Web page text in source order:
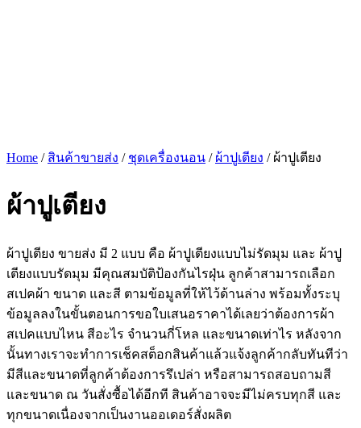
Home / สินค้าขายส่ง / ชุดเครื่องนอน / ผ้าปูเตียง / ผ้าปูเตียง
ผ้าปูเตียง
ผ้าปูเตียง ขายส่ง มี 2 แบบ คือ ผ้าปูเตียงแบบไม่รัดมุม และ ผ้าปู
เตียงแบบรัดมุม มีคุณสมบัติป้องกันไรฝุ่น ลูกค้าสามารถเลือก
สเปคผ้า ขนาด และสี ตามข้อมูลที่ให้ไว้ด้านล่าง พร้อมทั้งระบุ
ข้อมูลลงในขั้นตอนการขอใบเสนอราคาได้เลยว่าต้องการผ้า
สเปคแบบไหน สีอะไร จำนวนกี่โหล และขนาดเท่าไร หลังจาก
นั้นทางเราจะทำการเช็คสต็อกสินค้าแล้วแจ้งลูกค้ากลับทันทีว่า
มีสีและขนาดที่ลูกค้าต้องการรึเปล่า หรือสามารถสอบถามสี
และขนาด ณ วันสั่งซื้อได้อีกที สินค้าอาจจะมีไม่ครบทุกสี และ
ทุกขนาดเนื่องจากเป็นงานออเดอร์สั่งผลิต